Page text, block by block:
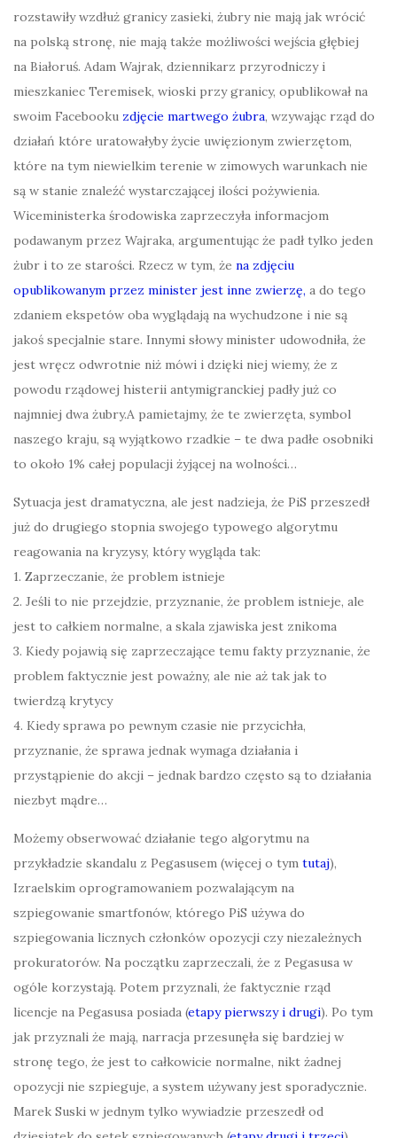
rozstawiły wzdłuż granicy zasieki, żubry nie mają jak wrócić
na polską stronę, nie mają także możliwości wejścia głębiej
na Białoruś. Adam Wajrak, dziennikarz przyrodniczy i
mieszkaniec Teremisek, wioski przy granicy, opublikował na
swoim Facebooku zdjęcie martwego żubra, wzywając rząd do
działań które uratowałyby życie uwięzionym zwierzętom,
które na tym niewielkim terenie w zimowych warunkach nie
są w stanie znaleźć wystarczającej ilości pożywienia.
Wiceministerka środowiska zaprzeczyła informacjom
podawanym przez Wajraka, argumentując że padł tylko jeden
żubr i to ze starości. Rzecz w tym, że na zdjęciu
opublikowanym przez minister jest inne zwierzę, a do tego
zdaniem ekspetów oba wyglądają na wychudzone i nie są
jakoś specjalnie stare. Innymi słowy minister udowodniła, że
jest wręcz odwrotnie niż mówi i dzięki niej wiemy, że z
powodu rządowej histerii antymigranckiej padły już co
najmniej dwa żubry.A pamietajmy, że te zwierzęta, symbol
naszego kraju, są wyjątkowo rzadkie – te dwa padłe osobniki
to około 1% całej populacji żyjącej na wolności…
Sytuacja jest dramatyczna, ale jest nadzieja, że PiS przeszedł
już do drugiego stopnia swojego typowego algorytmu
reagowania na kryzysy, który wygląda tak:
1. Zaprzeczanie, że problem istnieje
2. Jeśli to nie przejdzie, przyznanie, że problem istnieje, ale
jest to całkiem normalne, a skala zjawiska jest znikoma
3. Kiedy pojawią się zaprzeczające temu fakty przyznanie, że
problem faktycznie jest poważny, ale nie aż tak jak to
twierdzą krytycy
4. Kiedy sprawa po pewnym czasie nie przycichła,
przyznanie, że sprawa jednak wymaga działania i
przystąpienie do akcji – jednak bardzo często są to działania
niezbyt mądre…
Możemy obserwować działanie tego algorytmu na
przykładzie skandalu z Pegasusem (więcej o tym tutaj),
Izraelskim oprogramowaniem pozwalającym na
szpiegowanie smartfonów, którego PiS używa do
szpiegowania licznych członków opozycji czy niezależnych
prokuratorów. Na początku zaprzeczali, że z Pegasusa w
ogóle korzystają. Potem przyznali, że faktycznie rząd
licencje na Pegasusa posiada (etapy pierwszy i drugi). Po tym
jak przyznali że mają, narracja przesunęła się bardziej w
stronę tego, że jest to całkowicie normalne, nikt żadnej
opozycji nie szpieguje, a system używany jest sporadycznie.
Marek Suski w jednym tylko wywiadzie przeszedł od